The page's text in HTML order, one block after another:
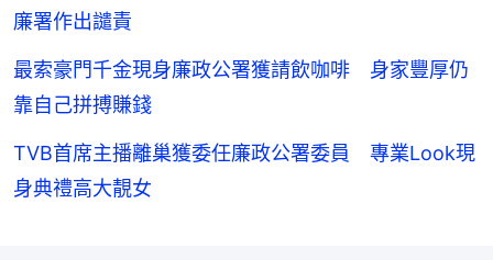
廉署作出譴責
最索豪門千金現身廉政公署獲請飲咖啡 身家豐厚仍
靠自己拼搏賺錢
TVB首席主播離巢獲委任廉政公署委員 專業Look現
身典禮高大靚女